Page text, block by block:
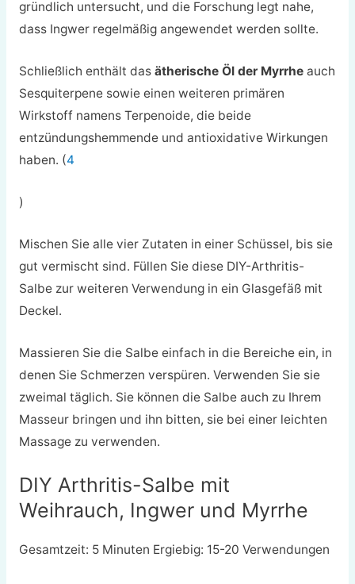
gründlich untersucht, und die Forschung legt nahe,
dass Ingwer regelmäßig angewendet werden sollte.
Schließlich enthält das ätherische Öl der Myrrheauch
Sesquiterpene sowie einen weiteren primären
Wirkstoff namens Terpenoide, die beide
entzündungshemmende und antioxidative Wirkungen
haben. (4
)
Mischen Sie alle vier Zutaten in einer Schüssel, bis sie
gut vermischt sind. Füllen Sie diese DIY-Arthritis-
Salbe zur weiteren Verwendung in ein Glasgefäß mit
Deckel.
Massieren Sie die Salbe einfach in die Bereiche ein, in
denen Sie Schmerzen verspüren. Verwenden Sie sie
zweimal täglich. Sie können die Salbe auch zu Ihrem
Masseur bringen und ihn bitten, sie bei einer leichten
Massage zu verwenden.
DIY Arthritis-Salbe mit
Weihrauch, Ingwer und Myrrhe
Gesamtzeit: 5 Minuten Ergiebig: 15-20 Verwendungen